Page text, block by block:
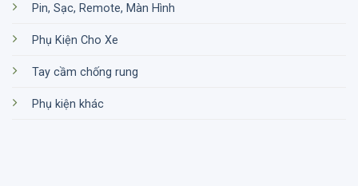
Pin, Sạc, Remote, Màn Hình
Phụ Kiện Cho Xe
Tay cầm chống rung
Phụ kiện khác